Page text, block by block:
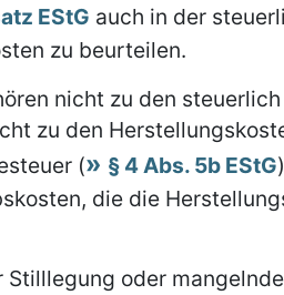
EStG auch in der
zu beurteilen.
nicht zu den
zu den
( § 4 Abs. 5b EStG
die die
oder